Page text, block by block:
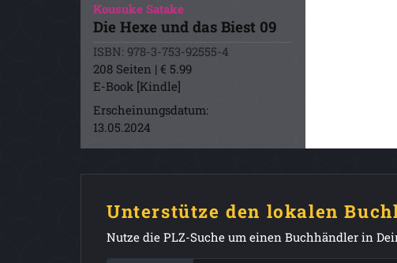
Kousuke Satake
Die Hexe und das Biest 09
ISBN: 978-3-753-92555-4
208 Seiten | € 5.99
E-Book [Kindle]
Erscheinungsdatum:
13.05.2024
Unterstütze den lokalen
Nutze die PLZ-Suche um einen Buchhändler in